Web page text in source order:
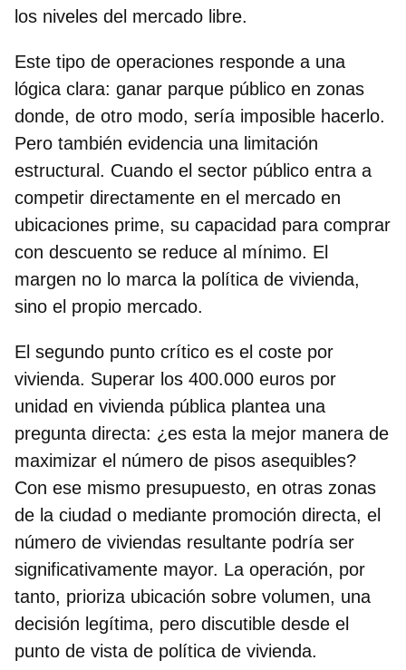
los niveles del mercado libre.
Este tipo de operaciones responde a una
lógica clara: ganar parque público en zonas
donde, de otro modo, sería imposible hacerlo.
Pero también evidencia una limitación
estructural. Cuando el sector público entra a
competir directamente en el mercado en
ubicaciones prime, su capacidad para comprar
con descuento se reduce al mínimo. El
margen no lo marca la política de vivienda,
sino el propio mercado.
El segundo punto crítico es el coste por
vivienda. Superar los 400.000 euros por
unidad en vivienda pública plantea una
pregunta directa: ¿es esta la mejor manera de
maximizar el número de pisos asequibles?
Con ese mismo presupuesto, en otras zonas
de la ciudad o mediante promoción directa, el
número de viviendas resultante podría ser
significativamente mayor. La operación, por
tanto, prioriza ubicación sobre volumen, una
decisión legítima, pero discutible desde el
punto de vista de política de vivienda.